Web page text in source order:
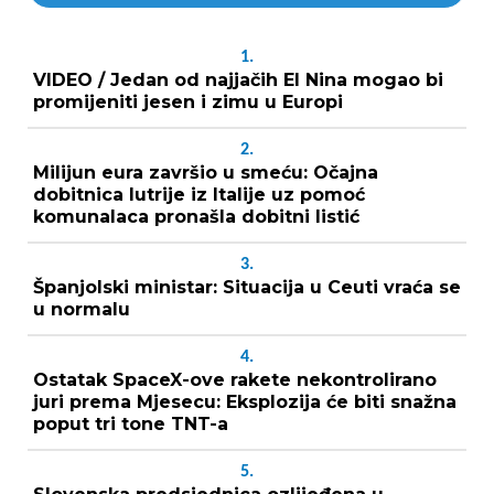
1.
VIDEO / Jedan od najjačih El Nina mogao bi
promijeniti jesen i zimu u Europi
2.
Milijun eura završio u smeću: Očajna
dobitnica lutrije iz Italije uz pomoć
komunalaca pronašla dobitni listić
3.
Španjolski ministar: Situacija u Ceuti vraća se
u normalu
4.
Ostatak SpaceX-ove rakete nekontrolirano
juri prema Mjesecu: Eksplozija će biti snažna
poput tri tone TNT-a
5.